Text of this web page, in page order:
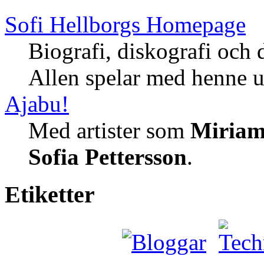
Sofi Hellborgs Homepage
Biografi, diskografi och
Allen spelar med henne
Ajabu!
Med artister som
Sofia Pettersson.
Etiketter